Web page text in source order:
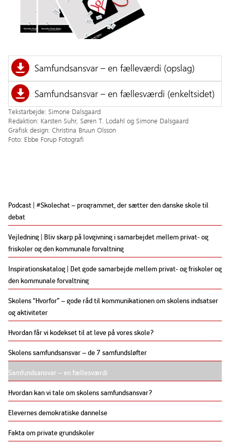
Samfundsansvar – en fælleværdi (opslag)
Samfundsansvar – en fællesværdi (enkeltsidet)
Tekstarbejde: Simone Dalsgaard
Redaktion: Karsten Suhr, Søren T. Lodahl og Simone Dalsgaard
Grafisk design: Christina Bruun Olsson
Foto: Ebbe Forup Fotografi
Podcast | #Skolechat – programmet, der sætter den danske skole til
debat
Vejledning | Bliv skarp på lovgivning i samarbejdet mellem privat- og
friskoler og den kommunale forvaltning
Inspirationskatalog | Det gode samarbejde mellem privat- og friskoler og
den kommunale forvaltning
Skolens “Hvorfor” – gode råd til kommunikationen om skolens indsatser
og aktiviteter
Hvordan får vi kodekset til at leve på vores skole?
Skolens samfundsansvar – de 7 samfundsløfter
Samfundsansvar – en fællesværdi
Hvordan kan vi tale om skolens samfundsansvar?
Elevernes demokratiske dannelse
Fakta om private grundskoler